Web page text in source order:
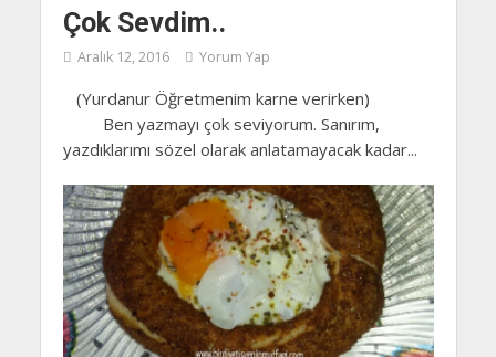
Çok Sevdim..
Aralık 12, 2016 Yorum Yap
(Yurdanur Öğretmenim karne verirken)
Ben yazmayı çok seviyorum. Sanırım,
yazdıklarımı sözel olarak anlatamayacak kadar...